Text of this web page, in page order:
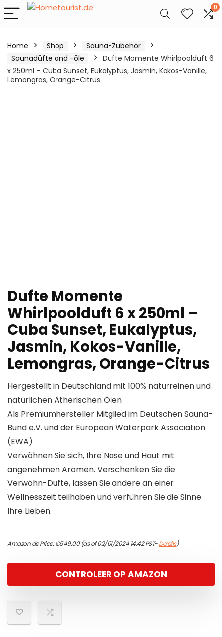
0
Home Shop
Sauna-Zubehör
Saunadüfte and -öle
Dufte Momente Whirlpoolduft 6
x 250ml – Cuba Sunset, Eukalyptus, Jasmin, Kokos-Vanille,
Lemongras, Orange-Citrus
Dufte Momente
Whirlpoolduft 6 x 250ml –
Cuba Sunset, Eukalyptus,
Jasmin, Kokos-Vanille,
Lemongras, Orange-Citrus
Hergestellt in Deutschland mit 100% naturreinen und
natürlichen Ätherischen Ölen
Als Premiumhersteller Mitglied im Deutschen Sauna-
Bund e.V. und der European Waterpark Association
(EWA)
Verwöhnen Sie sich, Ihre Nase und Haut mit
angenehmen Aromen. Verschenken Sie die
Verwöhn-Düfte, lassen Sie andere an einer
Wellnesszeit teilhaben und verführen Sie die Sinne
Ihre Lieben.
Amazon.de Price:€549.00(as of 02/01/2024 14:42 PST-Details)
CONTROLEER OP AMAZON